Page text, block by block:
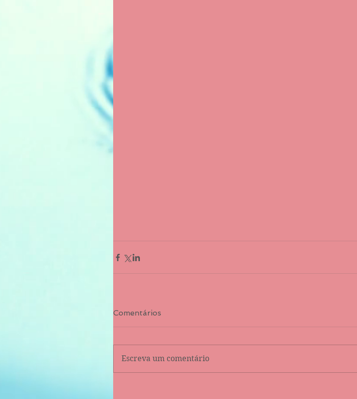
Comentários
Escreva um comentário